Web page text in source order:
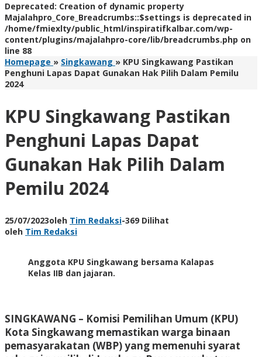
Deprecated: Creation of dynamic property
Majalahpro_Core_Breadcrumbs::$settings is deprecated in
/home/fmiexlty/public_html/inspiratifkalbar.com/wp-
content/plugins/majalahpro-core/lib/breadcrumbs.php on
line 88
Homepage » Singkawang » KPU Singkawang Pastikan
Penghuni Lapas Dapat Gunakan Hak Pilih Dalam Pemilu
2024
KPU Singkawang Pastikan
Penghuni Lapas Dapat
Gunakan Hak Pilih Dalam
Pemilu 2024
25/07/2023oleh Tim Redaksi-369 Dilihat
oleh Tim Redaksi
Anggota KPU Singkawang bersama Kalapas
Kelas IIB dan jajaran.
SINGKAWANG – Komisi Pemilihan Umum (KPU)
Kota Singkawang memastikan warga binaan
pemasyarakatan (WBP) yang memenuhi syarat